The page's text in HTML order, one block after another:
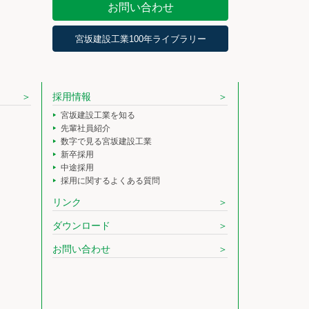
お問い合わせ
宮坂建設工業100年ライブラリー
採用情報
宮坂建設工業を知る
先輩社員紹介
数字で見る宮坂建設工業
新卒採用
中途採用
採用に関するよくある質問
リンク
ダウンロード
お問い合わせ